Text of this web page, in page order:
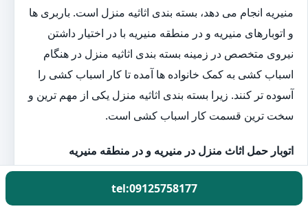
منیریه انجام می دهد، بسته بندی اثاثیه منزل است. باربری ها
و اتوبارهای منیریه و در منطقه منیریه با در اختیار داشتن
نیروی متخصص در زمینه بسته بندی اثاثیه منزل در هنگام
اسباب کشی به کمک خانواده ها آمده تا کار اسباب کشی را
آسوده تر کنند. زیرا بسته بندی اثاثیه منزل یکی از مهم ترین و
سخت ترین قسمت کار اسباب کشی است.
اتوبار حمل اثاث منزل در منیریه و در منطقه منیریه
کارگران باربری گل بار با در اختیار داشتن بهترین و به
روزترین تجهیزات بسته بندی اثاثیه منزل یک روز قبل از
tel:09125758177